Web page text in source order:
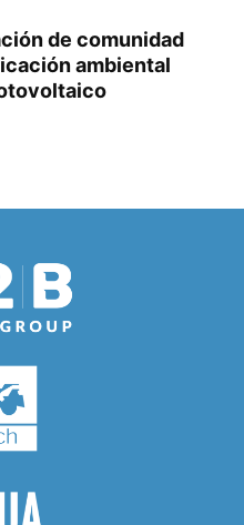
de comunidad
ambiental